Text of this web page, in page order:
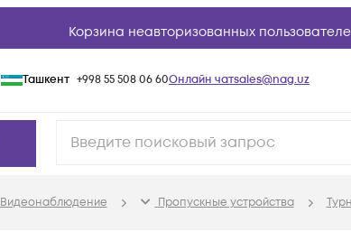
Корзина неавторизованных
Ташкент +998 55 508 06 60Онлайн чатsales@nag.uz
Видеонаблюдение Пропускные устройства